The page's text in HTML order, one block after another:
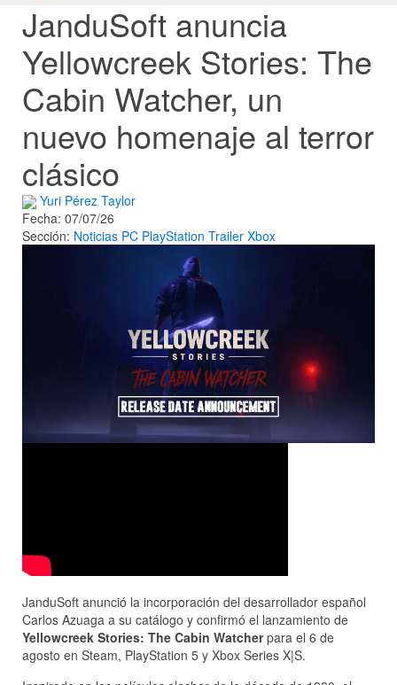
JanduSoft anuncia
Yellowcreek Stories: The
Cabin Watcher, un
nuevo homenaje al terror
clásico
Yuri Pérez Taylor
Fecha: 07/07/26
Sección: Noticias PC PlayStation Trailer Xbox
JanduSoft anunció la incorporación del desarrollador español
Carlos Azuaga a su catálogo y confirmó el lanzamiento de
Yellowcreek Stories: The Cabin Watcherpara el 6 de
agosto en Steam, PlayStation 5 y Xbox Series X|S.